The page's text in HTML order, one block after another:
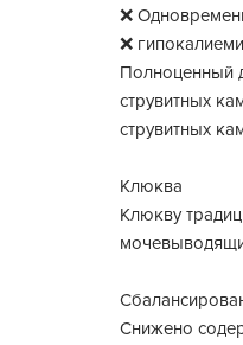
❌
❌
Полноценный
струвитных
струвитных
Клюква
Клюкву
Снижено